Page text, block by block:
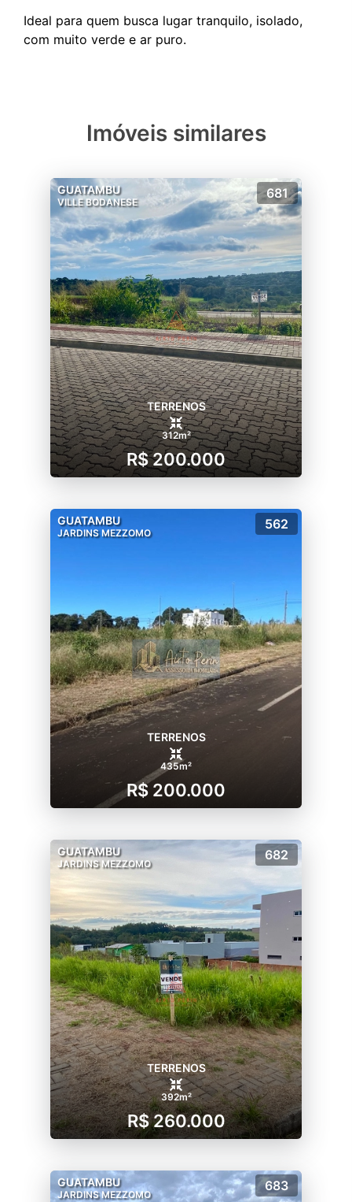
Ideal para quem busca lugar tranquilo, isolado,
Imóveis similares
GUATAMBU
VILLE BODANESE
681
TERRENOS
312m²
R$ 200.000
GUATAMBU
JARDINS MEZZOMO
562
TERRENOS
435m²
R$ 200.000
GUATAMBU
JARDINS MEZZOMO
682
TERRENOS
392m²
R$ 260.000
GUATAMBU
JARDINS MEZZOMO
683